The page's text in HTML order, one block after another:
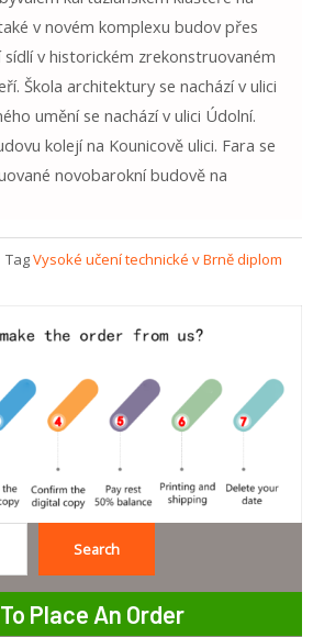
v novém komplexu budov přes
sídlí v historickém zrekonstruovaném
Škola architektury se nachází v ulici
umění se nachází v ulici Údolní.
kolejí na Kounicově ulici. Fara se
novobarokní budově na
TagVysoké učení technické v Brně diplom
Search
Place An Order